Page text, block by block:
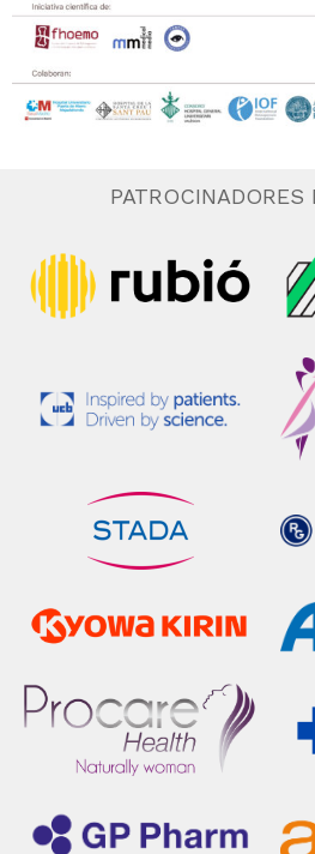
PATROCINADORES